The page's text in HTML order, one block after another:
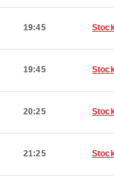
19:45
19:45
20:25
21:25